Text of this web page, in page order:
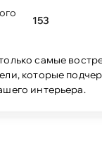
153
самые
которые
интерьера.